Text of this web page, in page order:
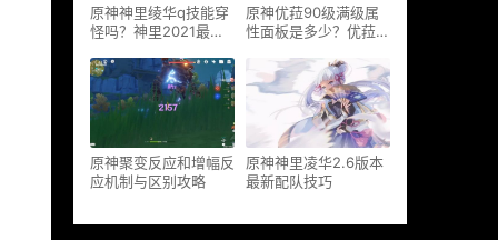
原神神里绫华q技能穿
怪吗？神里2021最新
原神优菈90级满级属
性面板是多少？优菈大
原神聚变反应和增幅反
应机制与区别攻略
原神神里凌华2.6版本
最新配队技巧